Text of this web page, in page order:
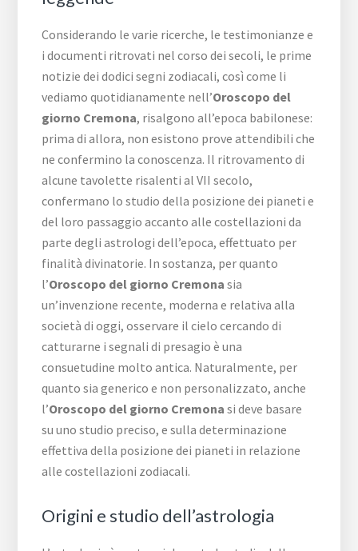
Considerando le varie ricerche, le testimonianze e
i documenti ritrovati nel corso dei secoli, le prime
notizie dei dodici segni zodiacali, così come li
vediamo quotidianamente nell’Oroscopo del
giorno Cremona, risalgono all’epoca babilonese:
prima di allora, non esistono prove attendibili che
ne confermino la conoscenza. Il ritrovamento di
alcune tavolette risalenti al VII secolo,
confermano lo studio della posizione dei pianeti e
del loro passaggio accanto alle costellazioni da
parte degli astrologi dell’epoca, effettuato per
finalità divinatorie. In sostanza, per quanto
l’Oroscopo del giorno Cremona sia
un’invenzione recente, moderna e relativa alla
società di oggi, osservare il cielo cercando di
catturarne i segnali di presagio è una
consuetudine molto antica. Naturalmente, per
quanto sia generico e non personalizzato, anche
l’Oroscopo del giorno Cremona si deve basare
su uno studio preciso, e sulla determinazione
effettiva della posizione dei pianeti in relazione
alle costellazioni zodiacali.
Origini e studio dell’astrologia